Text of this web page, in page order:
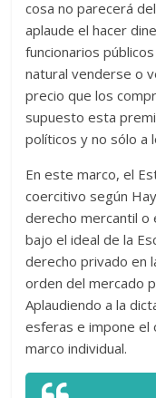
cosa no parecerá
aplaude el hacer
funcionarios
natural venderse o
precio que los
supuesto esta
políticos y no sólo a
En este marco, el
coercitivo según
derecho mercantil o
bajo el ideal de la
derecho privado en
orden del mercado
Aplaudiendo a la
esferas e impone el
marco individual.